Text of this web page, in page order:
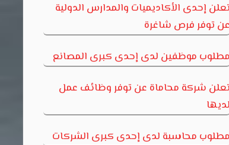
تعلن إحدى الأكاديميات والمدارس الدولية
عن توفر فرص شاغرة
مطلوب موظفين لدى إحدى كبرى المصانع
تعلن شركة محاماة عن توفر وظائف عمل
لديها
مطلوب محاسبة لدى إحدى كبرى الشركات